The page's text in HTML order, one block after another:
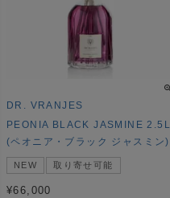
DR. VRANJES
PEONIA BLACK JASMINE 2.5L
(ペオニア・ブラック ジャスミン)
NEW 取り寄せ可能
¥66,000